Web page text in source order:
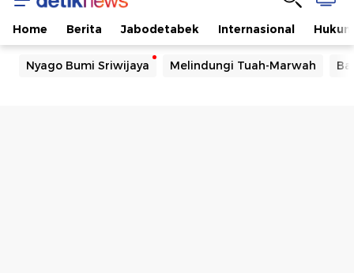
Home Berita Jabodetabek Internasional Hukum
Nyago Bumi Sriwijaya Melindungi Tuah-Marwah